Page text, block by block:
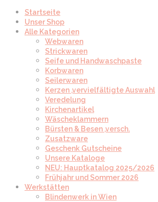
Startseite
Unser Shop
Alle Kategorien
Webwaren
Strickwaren
Seife und Handwaschpaste
Korbwaren
Seilerwaren
Kerzen ,vervielfältigte Auswahl
Veredelung
Kirchenartikel
Wäscheklammern
Bürsten & Besen ,versch.
Zusatzware
Geschenk Gutscheine
Unsere Kataloge
NEU: Hauptkatalog 2025/2026
Frühjahr und Sommer 2026
Werkstätten
Blindenwerk in Wien